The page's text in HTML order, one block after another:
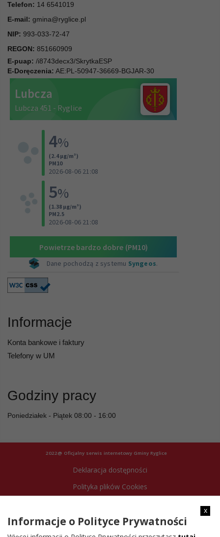
Telefon: 14 6541019
E-mail: gmina@ryglice.pl
NIP: 993-033-72-47
REGON: 851660909
E-puap: /i8743decx3/SkrytkaESP
E-Doręczenia: AE:PL-50947-36669-BGJAR-30
Informacje
Konta bankowe i faktury
Telefony w UM
Godziny pracy
Poniedziałek - Piątek 08:00 - 16:00
2022@ Oficjalny serwis internetowy Gminy Ryglice
Deklaracja dostępności
Polityka plików Cookies
x
Informacje o Polityce Prywatności